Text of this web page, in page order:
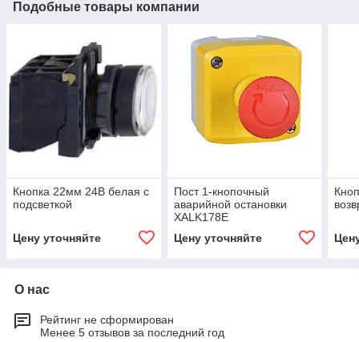
Подобные товары компании
Кнопка 22мм 24В белая с
подсветкой
Цену уточняйте
Пост 1-кнопочный
аварийной остановки
XALK178E
Цену уточняйте
О нас
Рейтинг не сформирован
Менее 5 отзывов за последний год